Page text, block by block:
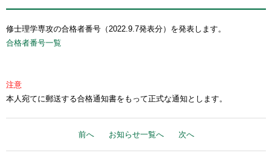
修士理学専攻の合格者番号（2022.9.7発表分）を発表します。
合格者番号一覧
注意
本人宛てに郵送する合格通知書をもって正式な通知とします。
前へ お知らせ一覧へ 次へ